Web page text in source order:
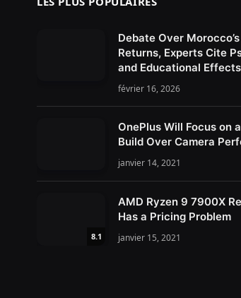
Debate Over
Returns, Experts Cite
and Educational Effects
février 16, 2026
OnePlus Will Focus on
Build Over Camera
janvier 14, 2021
8.1
AMD Ryzen 9 7900X
Has a Pricing Problem
janvier 15, 2021